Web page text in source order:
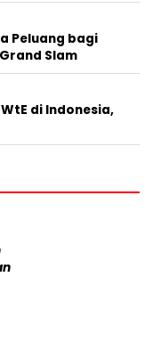
Peluang bagi
Slam
WtE di Indonesia,